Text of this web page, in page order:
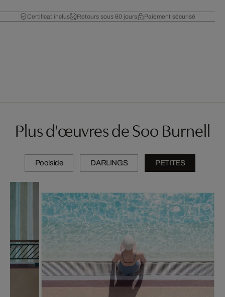
Certificat inclus Retours sous 60 jours Paiement sécurisé
Plus d'œuvres de Soo Burnell
Poolside DARLINGS PETITES